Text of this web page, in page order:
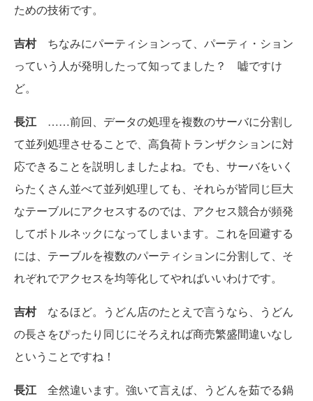
ための技術です。
吉村ちなみにパーティションって、パーティ・ション
っていう人が発明したって知ってました？ 嘘ですけ
ど。
長江……前回、データの処理を複数のサーバに分割し
て並列処理させることで、高負荷トランザクションに対
応できることを説明しましたよね。でも、サーバをいく
らたくさん並べて並列処理しても、それらが皆同じ巨大
なテーブルにアクセスするのでは、アクセス競合が頻発
してボトルネックになってしまいます。これを回避する
には、テーブルを複数のパーティションに分割して、そ
れぞれでアクセスを均等化してやればいいわけです。
吉村なるほど。うどん店のたとえで言うなら、うどん
の長さをぴったり同じにそろえれば商売繁盛間違いなし
ということですね！
長江全然違います。強いて言えば、うどんを茹でる鍋